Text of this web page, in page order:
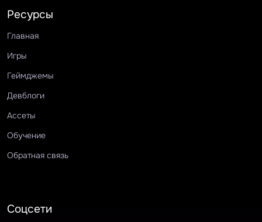
Ресурсы
Главная
Игры
Геймджемы
Девблоги
Ассеты
Обучение
Обратная связь
Соцсети